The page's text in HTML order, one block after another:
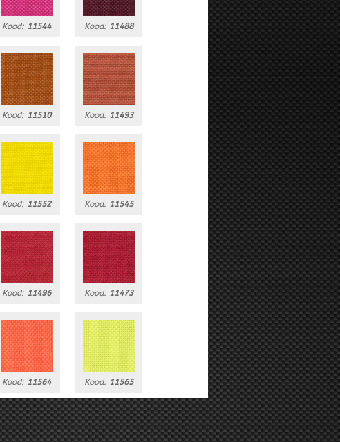
Kood: 11544 Kood: 11488
Kood: 11510 Kood: 11493
Kood: 11552 Kood: 11545
Kood: 11496 Kood: 11473
Kood: 11564 Kood: 11565